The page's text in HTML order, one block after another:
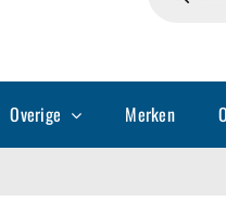
Overige Merken